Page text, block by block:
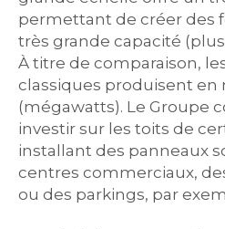
permettant de créer des
très grande capacité
À titre de comparaison,
classiques produisent en
(mégawatts). Le Groupe
investir sur les toits de
installant des panneaux
centres commerciaux,
ou des parkings, par